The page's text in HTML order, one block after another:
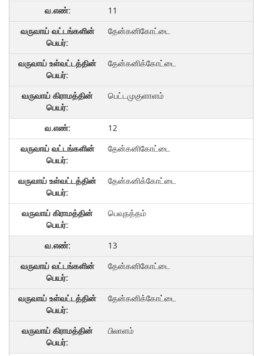
11
தேன்கனிகோட்டை
தேன்கனிக்கோட்டை
பெட்டமுகுளாளம்
12
தேன்கனிகோட்டை
தேன்கனிக்கோட்டை
பெவுநத்தம்
13
தேன்கனிகோட்டை
தேன்கனிக்கோட்டை
பிலாளம்